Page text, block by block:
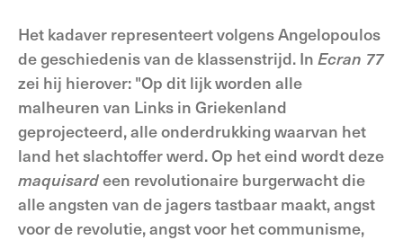
Het kadaver representeert volgens Angelopoulos
de geschiedenis van de klassenstrijd. In Ecran 77
zei hij hierover: "Op dit lijk worden alle
malheuren van Links in Griekenland
geprojecteerd, alle onderdrukking waarvan het
land het slachtoffer werd. Op het eind wordt deze
maquisardeen revolutionaire burgerwacht die
alle angsten van de jagers tastbaar maakt, angst
voor de revolutie, angst voor het communisme,